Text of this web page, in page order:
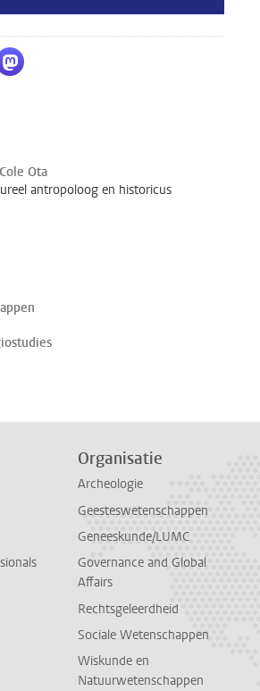
LinkedIn
via WhatsApp
Delen via Mastodon
Ota
antropoloog en historicus
Organisatie
Archeologie
Geesteswetenschappen
Geneeskunde/LUMC
Governance and Global
Affairs
Rechtsgeleerdheid
Sociale Wetenschappen
Wiskunde en
Natuurwetenschappen